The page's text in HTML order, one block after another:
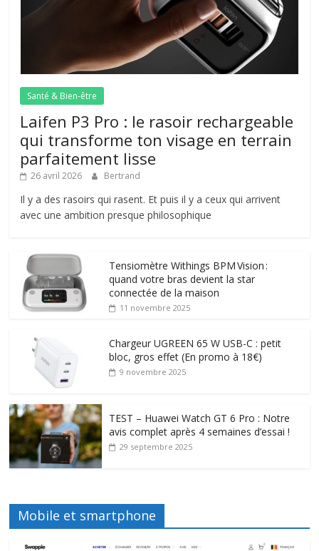
Santé & Bien-être
Laifen P3 Pro : le rasoir rechargeable
qui transforme ton visage en terrain
parfaitement lisse
26 avril 2026 Bertrand
Il y a des rasoirs qui rasent. Et puis il y a ceux qui arrivent
avec une ambition presque philosophique
Tensiomètre Withings BPM Vision :
quand votre bras devient la star
connectée de la maison
11 novembre 2025
Chargeur UGREEN 65 W USB-C : petit
bloc, gros effet (En promo à 18€)
9 novembre 2025
TEST – Huawei Watch GT 6 Pro : Notre
avis complet après 4 semaines d’essai !
29 septembre 2025
Mobile et smartphone